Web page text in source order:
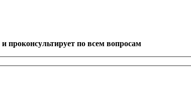
и проконсультирует по всем вопросам